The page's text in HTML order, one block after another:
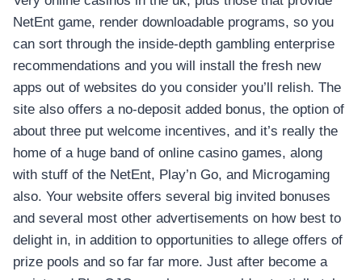
NetEnt game, render downloadable programs, so you
can sort through the inside-depth gambling enterprise
recommendations and you will install the fresh new
apps out of websites do you consider you’ll relish. The
site also offers a no-deposit added bonus, the option of
about three put welcome incentives, and it’s really the
home of a huge band of online casino games, along
with stuff of the NetEnt, Play’n Go, and Microgaming
also. Your website offers several big invited bonuses
and several most other advertisements on how best to
delight in, in addition to opportunities to allege offers of
prize pools and so far far more. Just after become a